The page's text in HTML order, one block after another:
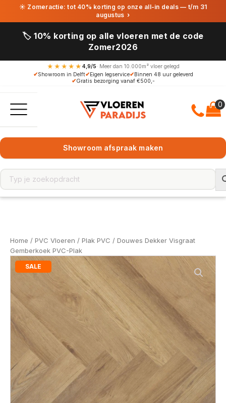
☀ Zomeractie: tot 40% korting op onze all-in deals — t/m 31
augustus ›
🏷️ 10% korting op alle vloeren met de code
Zomer2026
★★★★★ 4,9/5· Meer dan 10.000m² vloer gelegd
✔Showroom in Delft✔Eigen legservice✔Binnen 48 uur geleverd
✔Gratis bezorging vanaf €500,-
Showroom afspraak maken
Home / PVC Vloeren / Plak PVC / Douwes Dekker Visgraat
Gemberkoek PVC-Plak
SALE